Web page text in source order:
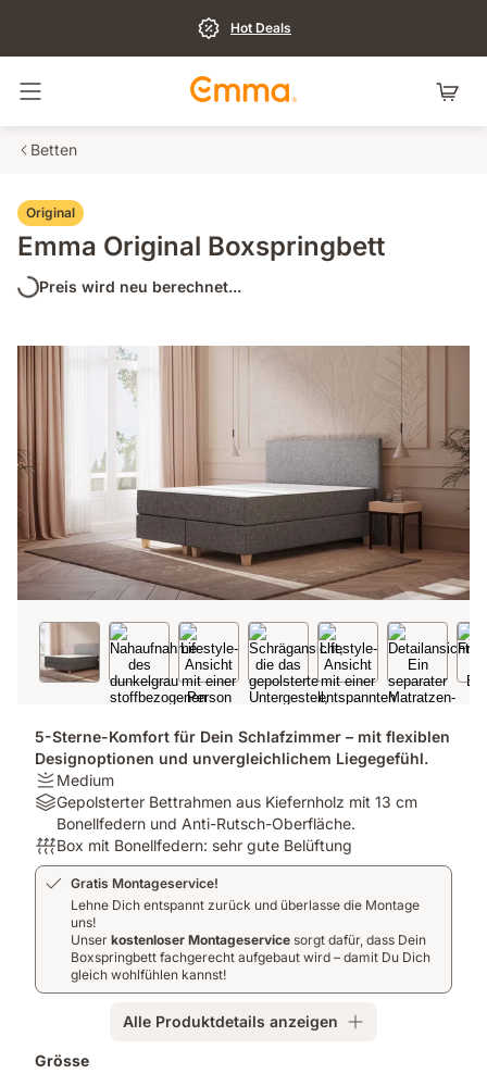
Hot Deals
Navigation umschalten
Betten
Original
Emma Original Boxspringbett
Preis wird neu berechnet...
5-Sterne-Komfort für Dein Schlafzimmer – mit flexiblen
Designoptionen und unvergleichlichem Liegegefühl.
Firmness:
Medium
Medium
Material:
Gepolsterter
Bettrahmen
aus
Kiefernholz
Bonellfedern
und
Oberfläche.
Gepolsterter Bettrahmen aus Kiefernholz mit 13 cm
Bonellfedern und Anti-Rutsch-Oberfläche.
Atmungsaktivität:
Box
mit
Bonellfedern:
Belüftung
Box mit Bonellfedern: sehr gute Belüftung
Gratis Montageservice!
Lehne Dich entspannt zurück und überlasse die Montage
uns!
Unser kostenloser Montageservice sorgt dafür, dass Dein
Boxspringbett fachgerecht aufgebaut wird – damit Du Dich
gleich wohlfühlen kannst!
Alle Produktdetails anzeigen
Zusatzprodukte
Grösse